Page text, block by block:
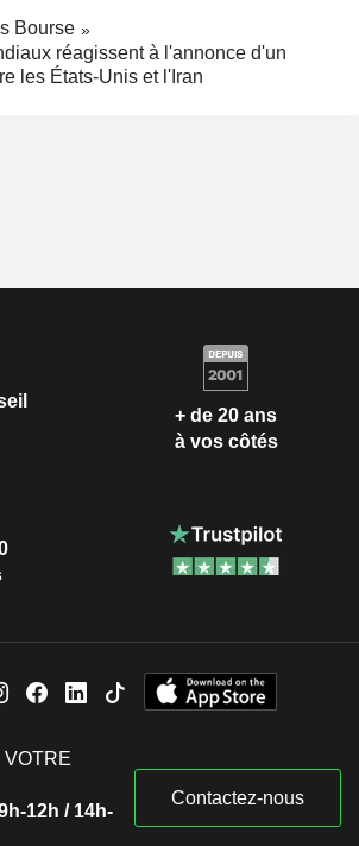
Bourse
réagissent à l'annonce d'un
les États-Unis et l'Iran
+ de 20 ans
à vos côtés
VOTRE
12h / 14h-
Contactez-nous